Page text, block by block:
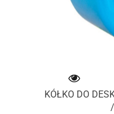
KÓŁKO DO